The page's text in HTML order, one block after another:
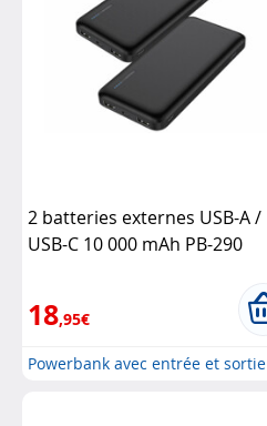
2 batteries externes USB-A /
USB-C 10 000 mAh PB-290
18,95€
Powerbank avec entrée et sortie